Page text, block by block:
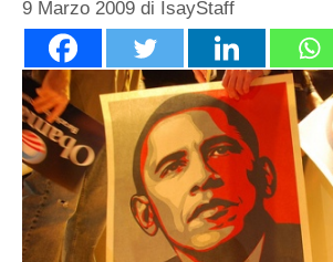
9 Marzo 2009 di IsayStaff